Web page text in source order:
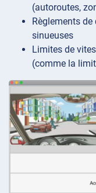
(autoroutes,
Règlements
sinueuses
Limites de
(comme la